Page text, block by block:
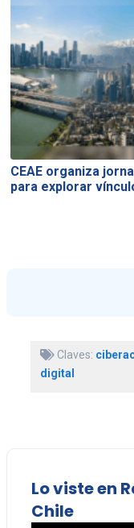
CEAE organiza
para explorar
Claves:
digital
Lo viste en
Chile